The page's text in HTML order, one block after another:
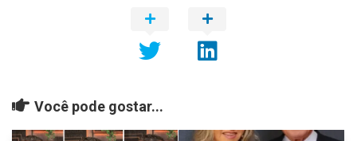
Você pode gostar...